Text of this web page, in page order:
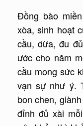
Đồng bào
xòa, sinh hoạt
cầu, dừa, đu
ước cho năm
cầu mong sức
vạn sự như ý.
bon chen,
đỉnh đủ xài